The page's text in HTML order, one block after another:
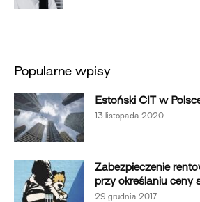
Popularne wpisy
Estoński CIT w
13 listopada 2020
Zabezpieczenie
przy określaniu ceny
29 grudnia 2017